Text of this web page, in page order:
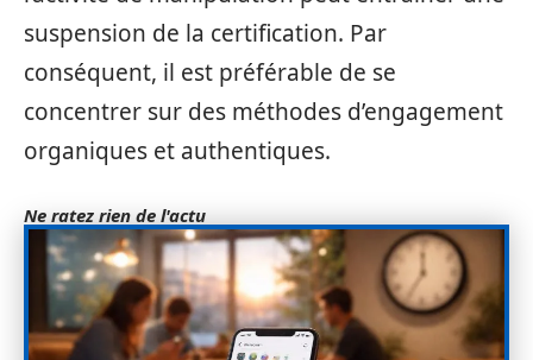
suspension de la certification. Par
conséquent, il est préférable de se
concentrer sur des méthodes d’engagement
organiques et authentiques.
Ne ratez rien de l'actu